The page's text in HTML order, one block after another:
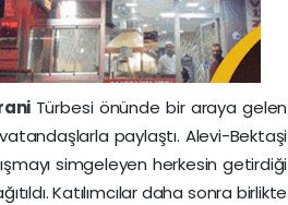
Türbesi önünde bir araya gelen
vatandaşlarla paylaştı. Alevi-Bektaşi
simgeleyen herkesin getirdiği
Katılımcılar daha sonra birlikte